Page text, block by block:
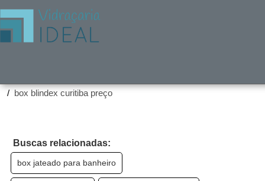
box blindex curitiba preço
Buscas relacionadas:
box jateado para banheiro